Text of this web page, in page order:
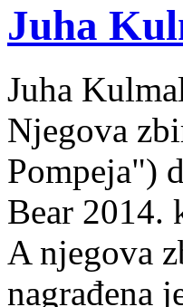
Juha
Juha
Njegova
Pompeja")
Bear 2014.
A njegova
nagrađena